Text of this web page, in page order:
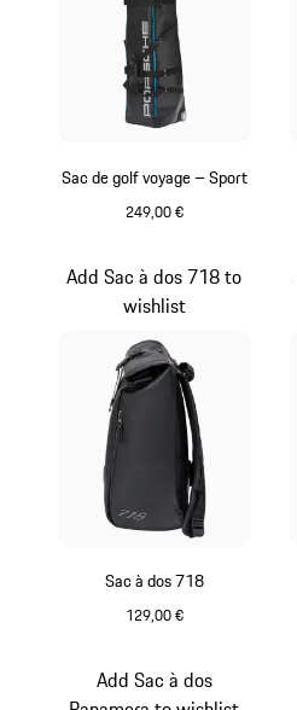
Sac de golf voyage – Sport
249,00 €
Sac à dos 718
129,00 €
Add Sac à dos 718 to
wishlist
Add Sac à dos